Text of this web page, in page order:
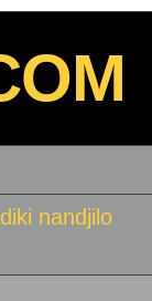
nandjilo